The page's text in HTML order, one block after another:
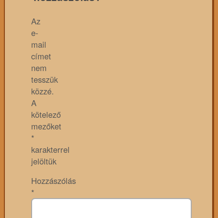
Az
e-
mail
címet
nem
tesszük
közzé.
A
kötelező
mezőket
*
karakterrel
jelöltük
Hozzászólás
*